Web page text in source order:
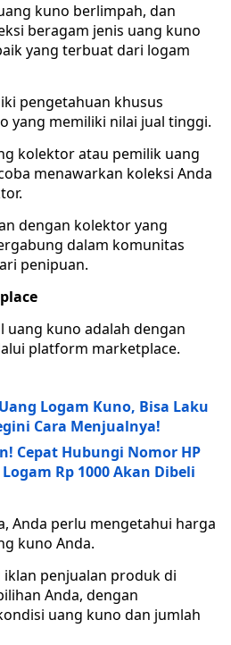
kuno berlimpah, dan
beragam jenis uang kuno
yang terbuat dari logam
pengetahuan khusus
yang memiliki nilai jual tinggi.
kolektor atau pemilik uang
menawarkan koleksi Anda
dengan kolektor yang
dalam komunitas
penipuan.
uang kuno adalah dengan
platform marketplace.
Logam Kuno, Bisa Laku
Cara Menjualnya!
Cepat Hubungi Nomor HP
Rp 1000 Akan Dibeli
Anda perlu mengetahui harga
kuno Anda.
penjualan produk di
Anda, dengan
uang kuno dan jumlah